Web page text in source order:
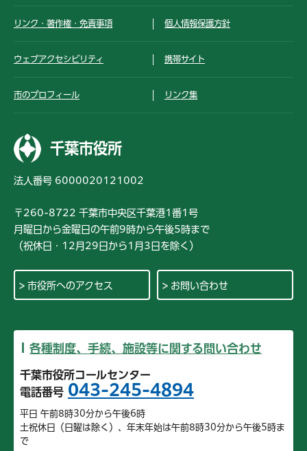
リンク・著作権・免責事項 個人情報保護方針
ウェブアクセシビリティ 携帯サイト
市のプロフィール リンク集
千葉市役所
法人番号 6000020121002
〒260-8722 千葉市中央区千葉港1番1号
月曜日から金曜日の午前9時から午後5時まで
（祝休日・12月29日から1月3日を除く）
市役所へのアクセス お問い合わせ
各種制度、手続、施設等に関する問い合わせ
千葉市役所コールセンター
電話番号 043-245-4894
平日 午前8時30分から午後6時
土祝休日（日曜は除く）、年末年始は午前8時30分から午後5時ま
で